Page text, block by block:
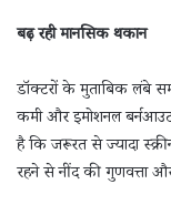
बढ़ रही मानसिक थकान
डॉक्टरों के मुताबिक लंबे
कमी और इमोशनल
है कि जरूरत से ज्यादा
रहने से नींद की गुणवत्ता